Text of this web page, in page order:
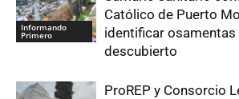
Informando
Primero
Católico de Puerto
identificar osamentas
descubierto
ProREP y Consorcio